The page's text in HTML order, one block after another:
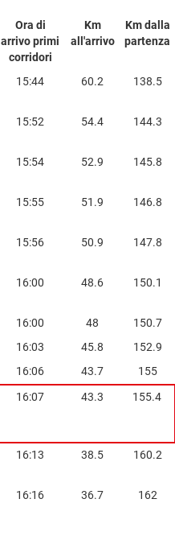
Ora di
arrivo primi
corridori
Km
all'arrivo
Km dalla
partenza
Ora di
Km
Km dalla
15:44 60.2 138.5
15:52 54.4 144.3
15:54 52.9 145.8
15:55 51.9 146.8
15:56 50.9 147.8
16:00 48.6 150.1
16:00 48
150.7
16:03 45.8
152.9
16:06 43.7
155
16:07 43.3 155.4
16:13 38.5 160.2
16:16 36.7 162